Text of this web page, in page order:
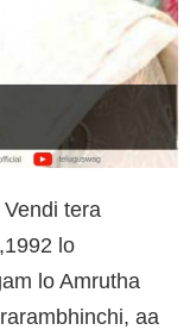
tera
lo
lo Amrutha
aa